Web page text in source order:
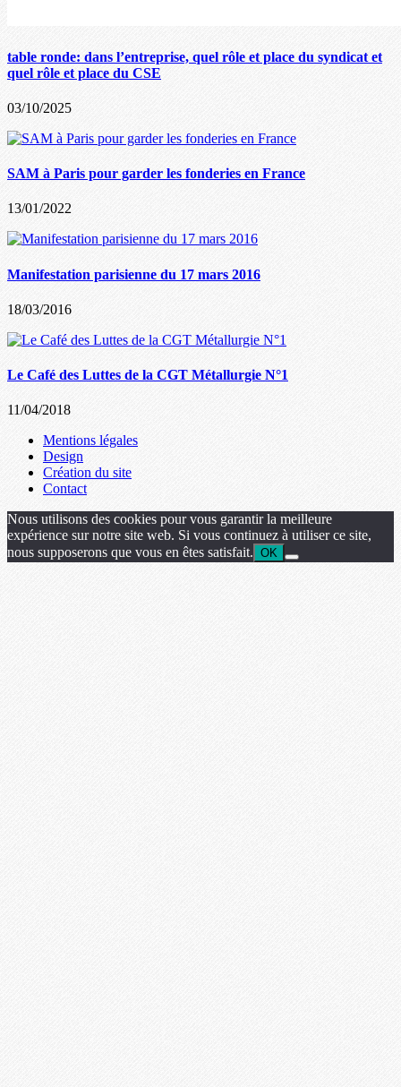
table ronde: dans l’entreprise, quel rôle et place du syndicat et
quel rôle et place du CSE
03/10/2025
SAM à Paris pour garder les fonderies en France
13/01/2022
Manifestation parisienne du 17 mars 2016
18/03/2016
Le Café des Luttes de la CGT Métallurgie N°1
11/04/2018
Mentions légales
Design
Création du site
Contact
Nous utilisons des cookies pour vous garantir la meilleure
expérience sur notre site web. Si vous continuez à utiliser ce site,
nous supposerons que vous en êtes satisfait. OK